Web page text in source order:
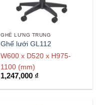
GHẾ LƯNG TRUNG
Ghế lưới GL112
W600 x D520 x H975-
1100 (mm)
1,247,000 ₫